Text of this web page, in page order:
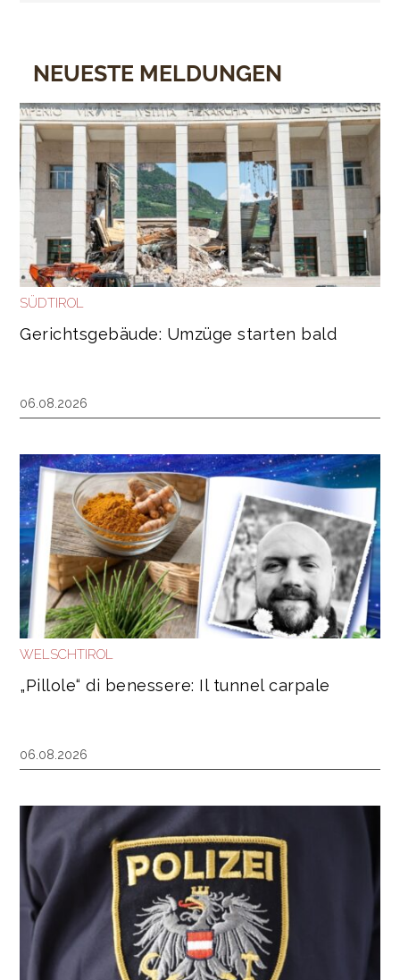
NEUESTE MELDUNGEN
SÜDTIROL
Gerichtsgebäude: Umzüge starten bald
06.08.2026
WELSCHTIROL
„Pillole“ di benessere: Il tunnel carpale
06.08.2026